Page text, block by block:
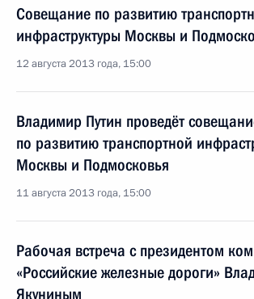
Совещание по развитию
инфраструктуры Москвы и
12 августа 2013 года, 15:00
Владимир Путин проведёт
по развитию транспортной
Москвы и Подмосковья
11 августа 2013 года, 15:00
Рабочая встреча с президентом
«Российские железные дороги»
Якуниным